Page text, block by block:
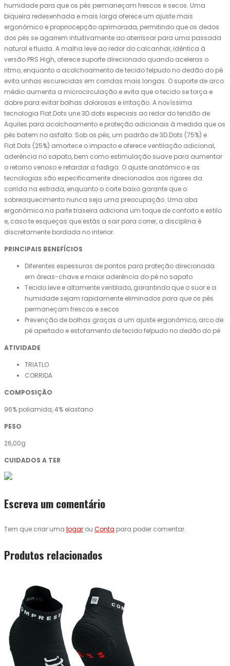
humidade para que os pés permaneçam frescos e secos. Uma
biqueira redesenhada e mais larga oferece um ajuste mais
ergonômico e propriocepção aprimorada, permitindo que os dedos
dos pés se agarrem intuitivamente ao aterrissar para uma passada
natural e fluida. A malha leve ao redor do calcanhar, idêntica à
versão PRS High, oferece suporte direcionado quando aceleras o
ritmo, enquanto o acolchoamento de tecido felpudo no dedão do pé
evita unhas escurecidas em corridas mais longas. O suporte de arco
médio aumenta a microcirculação e evita que o tecido se torça e
dobre para evitar bolhas dolorosas e irritação. A novíssima
tecnologia Flat.Dots une 3D.dots especiais ao redor do tendão de
Aquiles para acolchoamento e proteção adicionais à medida que os
pés batem no asfalto. Sob os pés, um padrão de 3D.Dots (75%) e
Flat.Dots (25%) amortece o impacto e oferece ventilação adicional,
aderência no sapato, bem como estimulação suave para aumentar
o retorno venoso e retardar a fadiga. O ajuste anatômico e as
tecnologias são especificamente direcionados aos rigores da
corrida na estrada, enquanto o corte baixo garante que o
sobreaquecimento nunca seja uma preocupação. Uma aba
ergonômica na parte traseira adiciona um toque de conforto e estilo
e, caso te esqueças que estás a sair para correr, a disciplina é
discretamente bordada no interior.
PRINCIPAIS BENEFÍCIOS
Diferentes espessuras de pontos para proteção direcionada
em áreas-chave e maior aderência do pé no sapato
Tecido leve e altamente ventilado, garantindo que o suor e a
humidade sejam rapidamente eliminados para que os pés
permaneçam frescos e secos
Prevenção de bolhas graças a um ajuste ergonômico, arco de
pé apertado e estofamento de tecido felpudo no dedão do pé
ATIVIDADE
TRIATLO
CORRIDA
COMPOSIÇÃO
96% poliamida, 4% elastano
PESO
26,00g
CUIDADOS A TER
Escreva um comentário
Tem que criar uma logar ou Conta para poder comentar.
Produtos relacionados